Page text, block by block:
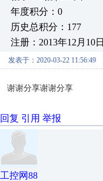
年度积分：0
历史总积分：177
注册：2013年12月10日
发表于：2020-03-22 11:56:49
谢谢分享谢谢分享
回复 引用 举报
工控网88